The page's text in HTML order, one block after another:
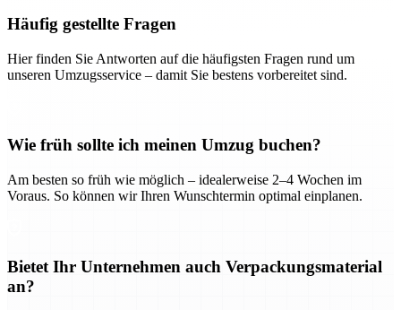
Häufig gestellte Fragen
Hier finden Sie Antworten auf die häufigsten Fragen rund um
unseren Umzugsservice – damit Sie bestens vorbereitet sind.
Wie früh sollte ich meinen Umzug buchen?
Am besten so früh wie möglich – idealerweise 2–4 Wochen im
Voraus. So können wir Ihren Wunschtermin optimal einplanen.
Bietet Ihr Unternehmen auch Verpackungsmaterial
an?